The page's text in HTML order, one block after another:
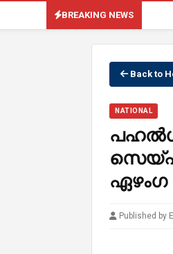
BREAKING NEWS
Back to
NATIONAL
ഏഴംഗ
Published by